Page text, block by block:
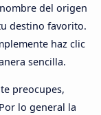
del origen
destino favorito.
haz clic
sencilla.
preocupes,
lo general la